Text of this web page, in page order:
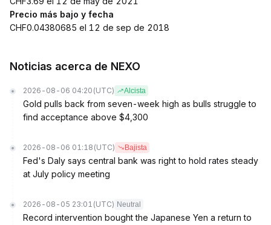
Precio más bajo y fecha
CHF0.04380685 el 12 de sep de 2018
Noticias acerca de NEXO
2026-08-06 04:20 (UTC) Alcista
Gold pulls back from seven-week high as bulls struggle to
find acceptance above $4,300
2026-08-06 01:18 (UTC) Bajista
Fed's Daly says central bank was right to hold rates steady
at July policy meeting
2026-08-05 23:01 (UTC) Neutral
Record intervention bought the Japanese Yen a return to